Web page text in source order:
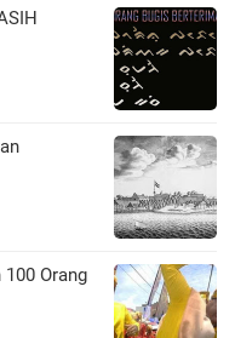
Orang